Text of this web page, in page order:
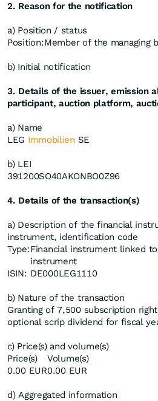
2. Reason for the notification
a) Position / status
Position:Member of the managing
b) Initial notification
3. Details of the issuer, emission
participant, auction platform,
a) Name
LEG Immobilien SE
b) LEI
391200SO40AKONBO0Z96
4. Details of the transaction(s)
a) Description of the financial
instrument, identification code
Type:Financial instrument linked
instrument
ISIN: DE000LEG1110
b) Nature of the transaction
Granting of 7,500 subscription
optional scrip dividend for fiscal
c) Price(s) and volume(s)
Price(s)
Volume(s)
0.00 EUR0.00 EUR
d) Aggregated information